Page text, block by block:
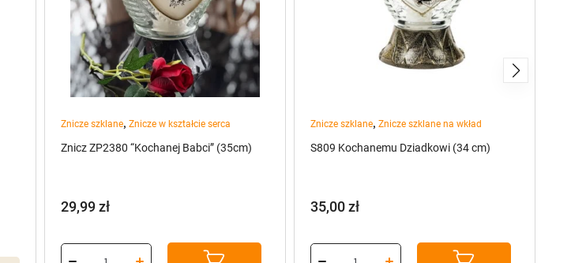
Znicze szklane, Znicze w kształcie serca
Znicz ZP2380 “Kochanej Babci” (35cm)
29,99zł
Znicze szklane, Znicze szklane na wkład
S809 Kochanemu Dziadkowi (34 cm)
35,00zł